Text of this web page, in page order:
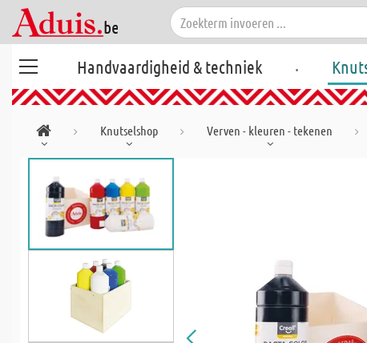
Handvaardigheid & techniek .
Knutselshop Verven - kleuren - tekenen